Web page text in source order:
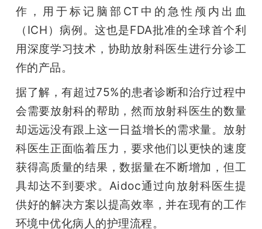
课
活
动
中
心
作，用于标记脑部CT中的急性颅内出血
（ICH）病例。这也是FDA批准的全球首个利
用深度学习技术，协助放射科医生进行分诊工
作的产品。
据了解，有超过75%的患者诊断和治疗过程中
会需要放射科的帮助，然而放射科医生的数量
却远远没有跟上这一日益增长的需求量。放射
科医生正面临着压力，要求他们以更快的速度
获得高质量的结果，数据量在不断增加，但工
具却达不到要求。Aidoc通过向放射科医生提
供好的解决方案以提高效率，并在现有的工作
环境中优化病人的护理流程。